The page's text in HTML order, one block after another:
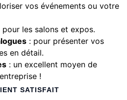
vos événements ou votre
les salons et expos.
: pour présenter vos
en détail.
: un excellent moyen de
!
SATISFAIT